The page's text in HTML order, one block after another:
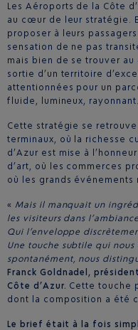
Les Aéroports de la Côte
au cœur de leur stratégie.
proposer à leurs
sensation de ne pas
mais bien de se trouver
sortie d’un territoire
attentionnées pour un
fluide, lumineux, rayonnant.
Cette stratégie se
terminaux, où la richesse
d’Azur est mise à
d’art, où les commerces
où les grands
« Mais il manquait un
les visiteurs dans
Qui l’enveloppe
Une touche subtile qui
spontanément, nous
Franck Goldnadel,
Côte d’Azur. Cette touche
dont la composition a été
Le brief était à la fois